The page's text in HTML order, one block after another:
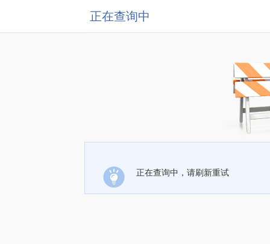
正在查询中
正在查询中，请刷新重试